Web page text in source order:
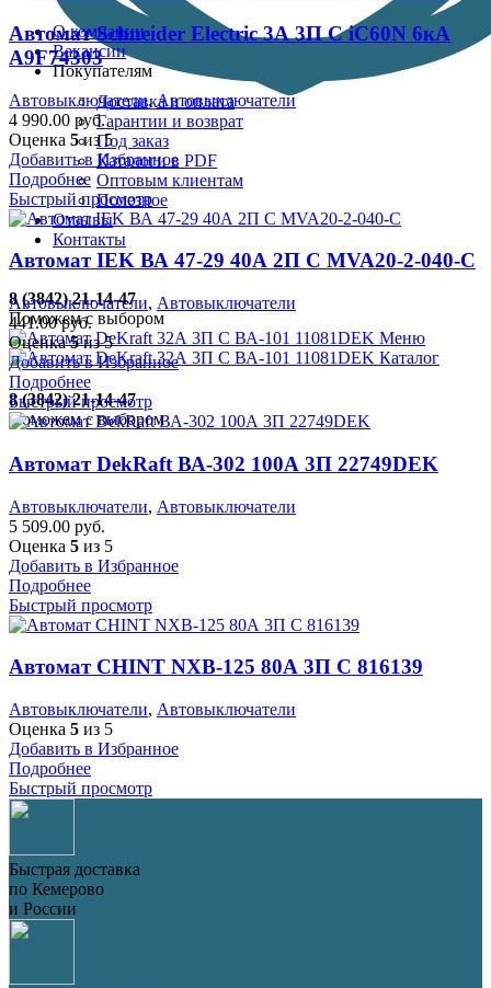
О компании
Вакансии
Покупателям
Доставка и оплата
Гарантии и возврат
Под заказ
Каталоги в PDF
Оптовым клиентам
Полезное
Отзывы
Контакты
8 (3842) 21-14-47
Поможем с выбором
Меню
Каталог
8 (3842) 21-14-47
Поможем с выбором
Автомат Schneider Electric 3А 3П С iC60N 6кА
A9F74303
Автовыключатели,Автовыключатели
4 990.00 руб.
Оценка 5из 5
Добавить в Избранное
Подробнее
Быстрый просмотр
Автомат IEK ВА 47-29 40А 2П С MVA20-2-040-C
Автовыключатели, Автовыключатели
441.00руб.
Оценка5из 5
Добавить в Избранное
Подробнее
Быстрый просмотр
Автомат DekRaft ВА-302 100А 3П 22749DEK
Автовыключатели, Автовыключатели
5 509.00 руб.
Оценка 5 из 5
Добавить в Избранное
Подробнее
Быстрый просмотр
Автомат CHINT NXB-125 80А 3П C 816139
Автовыключатели, Автовыключатели
Оценка 5 из 5
Добавить в Избранное
Подробнее
Быстрый просмотр
Быстрая доставка
по Кемерово
и России